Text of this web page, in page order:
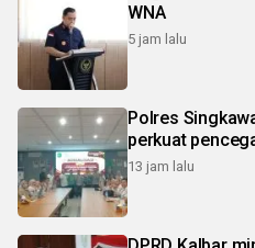
WNA
5 jam lalu
Polres
perkuat
13 jam lalu